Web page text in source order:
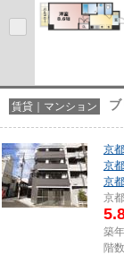
賃貸｜マンション
京
京
京
京
築
階